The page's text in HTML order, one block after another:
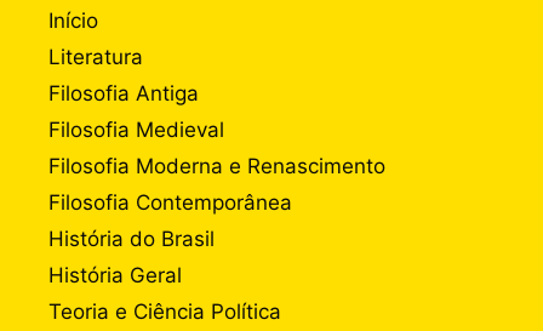
Início
Literatura
Filosofia Antiga
Filosofia Medieval
Filosofia Moderna e Renascimento
Filosofia Contemporânea
História do Brasil
História Geral
Teoria e Ciência Política